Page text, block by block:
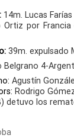
14m. Lucas
Ortiz por
39m. expulsado
Belgrano 4-
Agustín
Rodrigo
detuvo los